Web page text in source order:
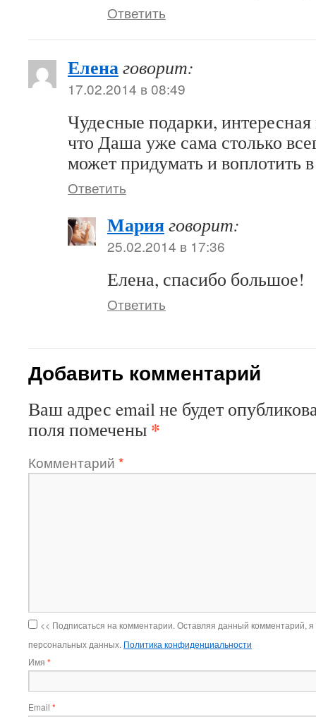
Ответить
Еленаговорит:
17.02.2014 в 08:49
Чудесные подарки, интересная
что Даша уже сама столько
может придумать и воплотить
Ответить
Марияговорит:
25.02.2014 в 17:36
Елена, спасибо большое!
Ответить
Добавить комментарий
Ваш адрес email не будет
поля помечены *
Комментарий *
<< Подписаться на комментарии. Оставляя данный комментарий,
персональных данных. Политика конфиденциальности
Имя *
Email *